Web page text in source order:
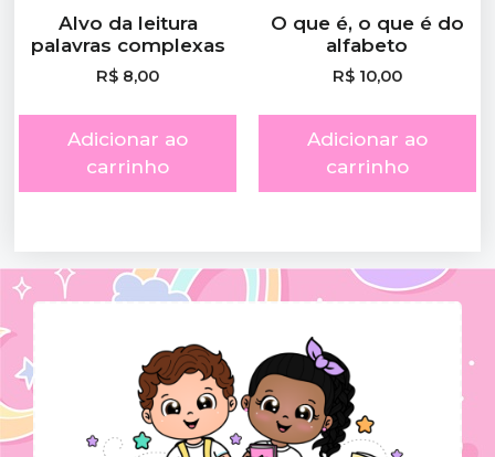
Alvo da leitura
palavras complexas
R$ 8,00
Adicionar ao
carrinho
O que é, o que é do
alfabeto
R$10,00
Adicionar ao
carrinho